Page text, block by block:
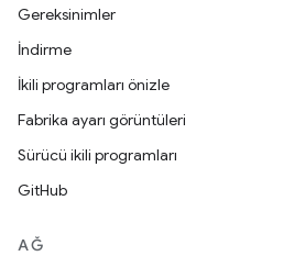
Gereksinimler
İndirme
İkili programları önizle
Fabrika ayarı görüntüleri
Sürücü ikili programları
GitHub
AĞ